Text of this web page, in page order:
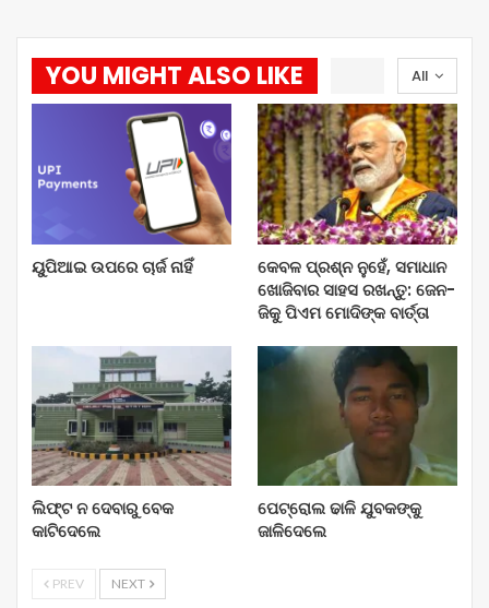
All
YOU MIGHT ALSO LIKE
ୟୁପିଆଇ ଉପରେ ଚାର୍ଜ ନାହିଁ
କେବଳ ପ୍ରଶ୍ନ ନୁହେଁ, ସମାଧାନ
ଖୋଜିବାର ସାହସ ରଖନ୍ତୁ: ଜେନ-
ଜିକୁ ପିଏମ ମୋଦିଙ୍କ ବାର୍ତ୍ତା
ଲିଫ୍ଟ ନ ଦେବାରୁ ବେକ
କାଟିଦେଲେ
ପେଟ୍ରୋଲ ଢାଳି ଯୁବକଙ୍କୁ
ଜାଳିଦେଲେ
PREV NEXT